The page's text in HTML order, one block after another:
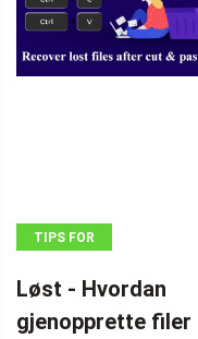
TIPS FOR
AV DATA
Løst - Hvordan
gjenopprette filer